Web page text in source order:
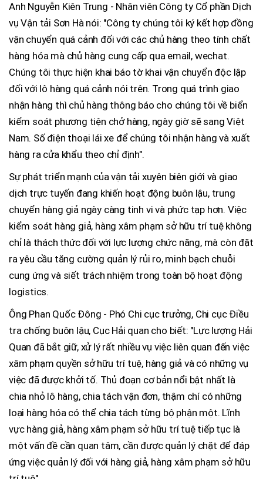
Anh Nguyễn Kiên Trung - Nhân viên Công ty Cổ phần Dịch
vụ Vận tải Sơn Hà nói: "Công ty chúng tôi ký kết hợp đồng
vận chuyển quá cảnh đối với các chủ hàng theo tính chất
hàng hóa mà chủ hàng cung cấp qua email, wechat.
Chúng tôi thực hiện khai báo tờ khai vận chuyển độc lập
đối với lô hàng quá cảnh nói trên. Trong quá trình giao
nhận hàng thì chủ hàng thông báo cho chúng tôi về biển
kiểm soát phương tiện chở hàng, ngày giờ sẽ sang Việt
Nam. Số điện thoại lái xe để chúng tôi nhận hàng và xuất
hàng ra cửa khẩu theo chỉ định".
Sự phát triển mạnh của vận tải xuyên biên giới và giao
dịch trực tuyến đang khiến hoạt động buôn lậu, trung
chuyển hàng giả ngày càng tinh vi và phức tạp hơn. Việc
kiểm soát hàng giả, hàng xâm phạm sở hữu trí tuệ không
chỉ là thách thức đối với lực lượng chức năng, mà còn đặt
ra yêu cầu tăng cường quản lý rủi ro, minh bạch chuỗi
cung ứng và siết trách nhiệm trong toàn bộ hoạt động
logistics.
Ông Phan Quốc Đông - Phó Chi cục trưởng, Chi cục Điều
tra chống buôn lậu, Cục Hải quan cho biết: "Lực lượng Hải
Quan đã bắt giữ, xử lý rất nhiều vụ việc liên quan đến việc
xâm phạm quyền sở hữu trí tuệ, hàng giả và có những vụ
việc đã được khởi tố. Thủ đoạn cơ bản nổi bật nhất là
chia nhỏ lô hàng, chia tách vận đơn, thậm chí có những
loại hàng hóa có thể chia tách từng bộ phận một. Lĩnh
vực hàng giả, hàng xâm phạm sở hữu trí tuệ tiếp tục là
một vấn đề cần quan tâm, cần được quản lý chặt để đáp
ứng việc quản lý đối với hàng giả, hàng xâm phạm sở hữu